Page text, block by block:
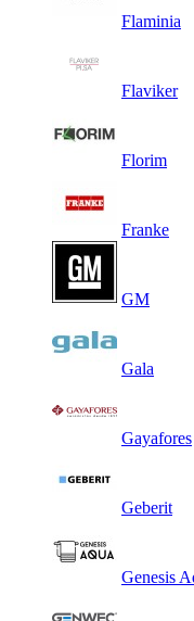
Flaminia
Flaviker
Florim
Franke
GM
Gala
Gayafores
Geberit
Genesis